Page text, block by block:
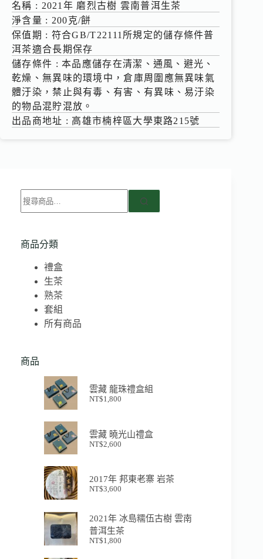
名稱 : 2021年 磨烈古樹 雲南普洱生茶
淨含量 : 200克/餅
保值期 : 符合GB/T22111所規定的儲存條件普
洱茶適合長期保存
儲存條件 : 本品應儲存在清潔、通風、避光、
乾燥、無異味的環境中，倉庫周圍應無異味氣
體汙染，禁止與有毒、有害、有異味、易汙染
的物品混貯混放。
出品商地址 : 高雄市楠梓區大學東路215號
商品分類
禮盒
生茶
熟茶
套組
所有商品
商品
雲藏 龍珠禮盒組
NT$1,800
雲藏 曉光山禮盒
NT$2,600
2017年 邦東老寨 岩茶
NT$3,600
2021年 冰島糯伍古樹 雲南
普洱生茶
NT$1,800